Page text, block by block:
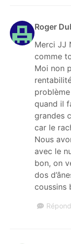
Roger
Merci JJ
comme
Moi non
quand il
grandes
car le
Nous
avec le
bon, on
dos
coussins